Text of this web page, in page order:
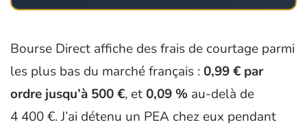
Bourse Direct affiche des frais de courtage parmi
les plus bas du marché français :0,99 € par
ordre jusqu’à 500 €, et0,09 % au-delà de
4 400 €. J’ai détenu un PEA chez eux pendant